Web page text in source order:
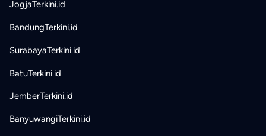
JogjaTerkini.id
BandungTerkini.id
SurabayaTerkini.id
BatuTerkini.id
JemberTerkini.id
BanyuwangiTerkini.id